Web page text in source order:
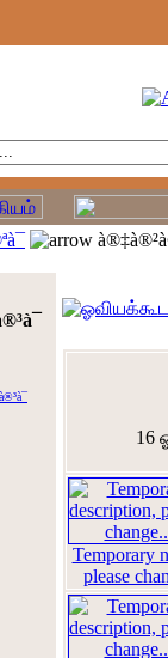
16
Temporary
please